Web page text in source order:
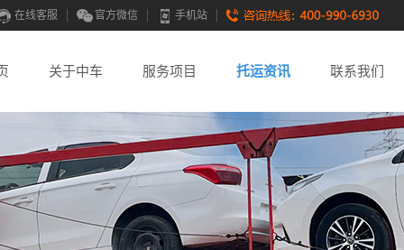
在线客服 官方微信 手机站
关于中车 服务项目 托运资讯 联系我们